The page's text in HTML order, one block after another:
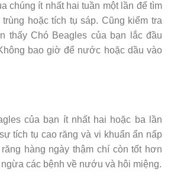
chúng ít nhất hai tuần một lần để tìm
hoặc tích tụ sáp. Cũng kiểm tra
thấy Chó Beagles của bạn lắc đầu
bao giờ để nước hoặc dầu vào
của bạn ít nhất hai hoặc ba lần
tích tụ cao răng và vi khuẩn ẩn nấp
hàng ngày thậm chí còn tốt hơn
các bệnh về nướu và hôi miệng.